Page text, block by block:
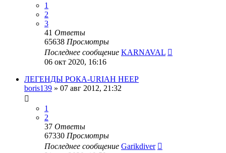
1
2
3
41 Ответы
65638 Просмотры
Последнее сообщение KARNAVAL
06 окт 2020, 16:16
ЛЕГЕНДЫ РОКА-URIAH HEEP
boris139 » 07 авг 2012, 21:32
1
2
37 Ответы
67330 Просмотры
Последнее сообщение Garikdiver